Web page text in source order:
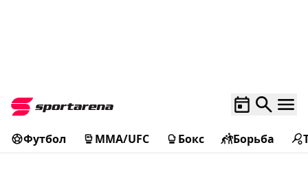
Футбол MMA/UFC Бокс Борьба